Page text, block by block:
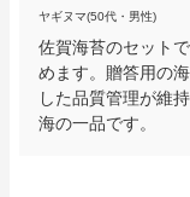
ヤギヌマ(50代・男性)
佐賀海苔のセット
めます。贈答用の
した品質管理が維
海の一品です。